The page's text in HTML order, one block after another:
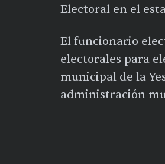
Electoral en el
El funcionario
electorales para
municipal de la
administración